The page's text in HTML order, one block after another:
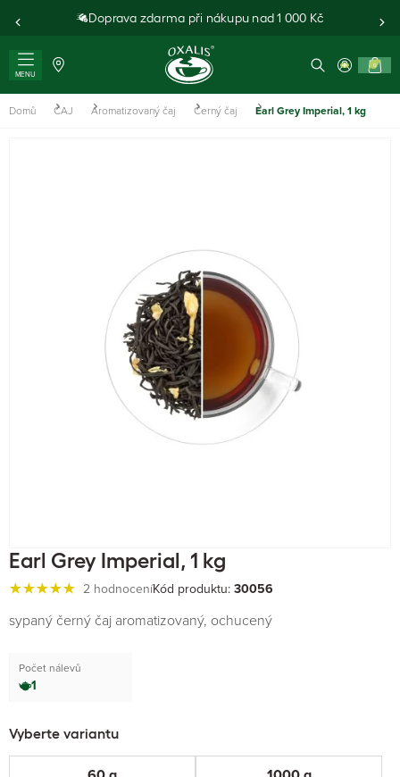
Doprava zdarma při nákupu nad 1 000 Kč
MENU
0
Domů ČAJ Aromatizovaný čaj Černý čaj Earl Grey Imperial, 1 kg
Earl Grey Imperial, 1 kg
2 hodnoceníKód produktu: 30056
sypaný černý čaj aromatizovaný, ochucený
Počet nálevů
1
Vyberte variantu